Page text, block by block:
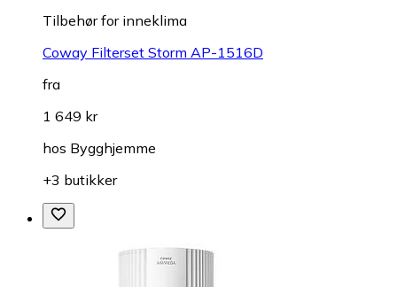
Tilbehør for inneklima
Coway Filterset Storm AP-1516D
fra
1 649 kr
hos Bygghjemme
+3 butikker